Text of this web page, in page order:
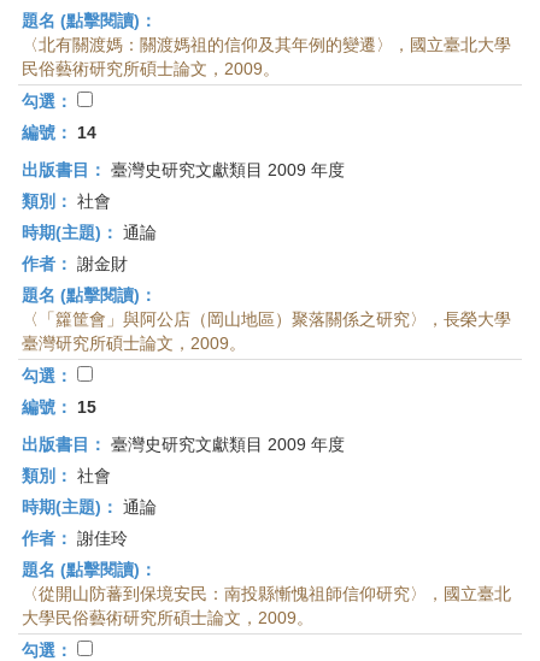
題名 (點擊閱讀)：
〈北有關渡媽：關渡媽祖的信仰及其年例的變遷〉，國立臺北大學
民俗藝術研究所碩士論文，2009。
勾選：
編號：
14
出版書目： 臺灣史研究文獻類目 2009 年度
類別： 社會
時期(主題)： 通論
作者： 謝金財
題名 (點擊閱讀)：
〈「籮筐會」與阿公店（岡山地區）聚落關係之研究〉，長榮大學
臺灣研究所碩士論文，2009。
勾選：
編號：
15
出版書目： 臺灣史研究文獻類目 2009 年度
類別： 社會
時期(主題)： 通論
作者： 謝佳玲
題名 (點擊閱讀)：
〈從開山防蕃到保境安民：南投縣慚愧祖師信仰研究〉，國立臺北
大學民俗藝術研究所碩士論文，2009。
勾選：